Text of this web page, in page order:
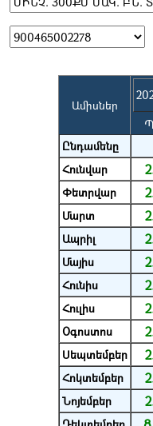
Ամիսներ
Ընդամենը
Հունվար
Փետրվար
Մարտ
Ապրիլ
Մայիս
Հունիս
Հուլիս
Օգոստոս
Սեպտեմբեր
Հոկտեմբեր
Նոյեմբեր